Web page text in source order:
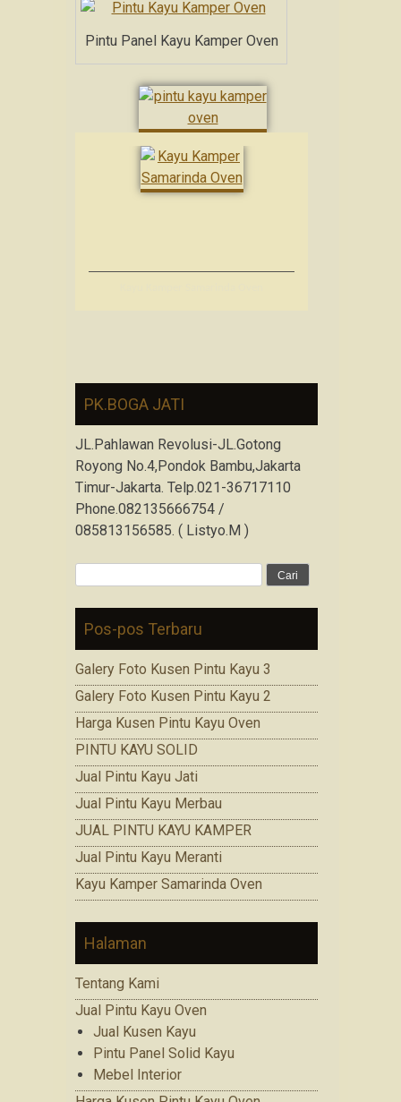
Pintu Panel Kayu Kamper Oven
PK.BOGA JATI
JL.Pahlawan Revolusi-JL.Gotong
Royong No.4,Pondok Bambu,Jakarta
Timur-Jakarta. Telp.021-36717110
Phone.082135666754 /
085813156585. ( Listyo.M )
Pos-pos Terbaru
Galery Foto Kusen Pintu Kayu 3
Galery Foto Kusen Pintu Kayu 2
Harga Kusen Pintu Kayu Oven
PINTU KAYU SOLID
Jual Pintu Kayu Jati
Jual Pintu Kayu Merbau
JUAL PINTU KAYU KAMPER
Jual Pintu Kayu Meranti
Kayu Kamper Samarinda Oven
Halaman
Tentang Kami
Jual Pintu Kayu Oven
Jual Kusen Kayu
Pintu Panel Solid Kayu
Mebel Interior